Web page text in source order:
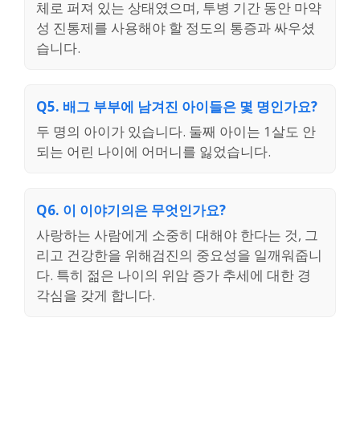
체로 퍼져 있는 상태였으며, 투병 기간 동안 마약
성 진통제를 사용해야 할 정도의 통증과 싸우셨
습니다.
Q5. 배그 부부에 남겨진 아이들은 몇 명인가요?
두 명의 아이가 있습니다. 둘째 아이는 1살도 안
되는 어린 나이에 어머니를 잃었습니다.
Q6. 이 이야기의은 무엇인가요?
사랑하는 사람에게 소중히 대해야 한다는 것, 그
리고 건강한을 위해검진의 중요성을 일깨워줍니
다. 특히 젊은 나이의 위암 증가 추세에 대한 경
각심을 갖게 합니다.